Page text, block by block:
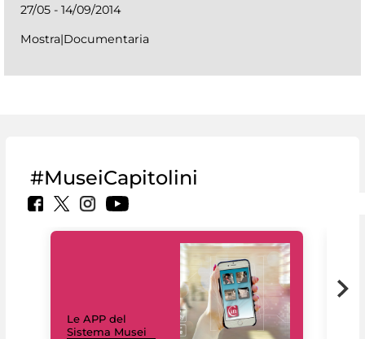
27/05 - 14/09/2014
Mostra|Documentaria
#MuseiCapitolini
Le APP del
Sistema Musei